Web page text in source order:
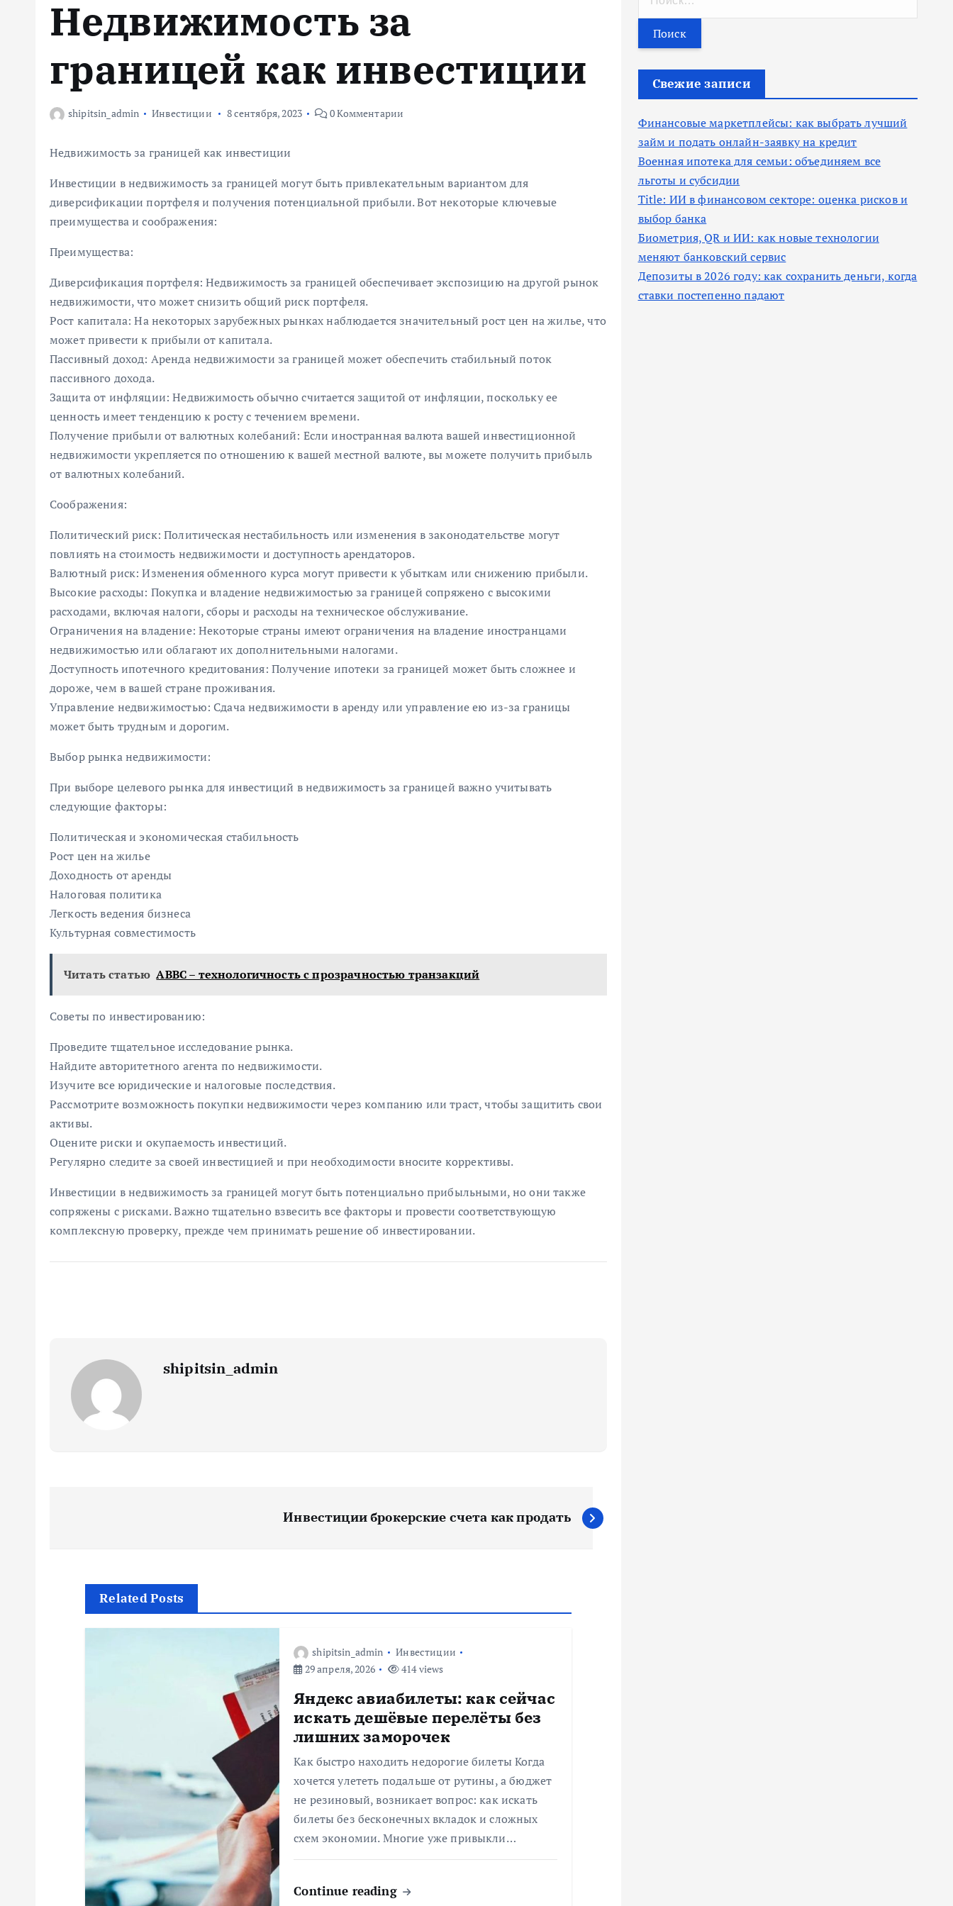
Недвижимость за
границей как инвестиции
shipitsin_admin Инвестиции 8 сентября, 2023 0 Комментарии
Недвижимость за границей как инвестиции
Инвестиции в недвижимость за границей могут быть привлекательным вариантом для
диверсификации портфеля и получения потенциальной прибыли. Вот некоторые ключевые
преимущества и соображения:
Преимущества:
Диверсификация портфеля: Недвижимость за границей обеспечивает экспозицию на другой рынок
недвижимости, что может снизить общий риск портфеля.
Рост капитала: На некоторых зарубежных рынках наблюдается значительный рост цен на жилье, что
может привести к прибыли от капитала.
Пассивный доход: Аренда недвижимости за границей может обеспечить стабильный поток
пассивного дохода.
Защита от инфляции: Недвижимость обычно считается защитой от инфляции, поскольку ее
ценность имеет тенденцию к росту с течением времени.
Получение прибыли от валютных колебаний: Если иностранная валюта вашей инвестиционной
недвижимости укрепляется по отношению к вашей местной валюте, вы можете получить прибыль
от валютных колебаний.
Соображения:
Политический риск: Политическая нестабильность или изменения в законодательстве могут
повлиять на стоимость недвижимости и доступность арендаторов.
Валютный риск: Изменения обменного курса могут привести к убыткам или снижению прибыли.
Высокие расходы: Покупка и владение недвижимостью за границей сопряжено с высокими
расходами, включая налоги, сборы и расходы на техническое обслуживание.
Ограничения на владение: Некоторые страны имеют ограничения на владение иностранцами
недвижимостью или облагают их дополнительными налогами.
Доступность ипотечного кредитования: Получение ипотеки за границей может быть сложнее и
дороже, чем в вашей стране проживания.
Управление недвижимостью: Сдача недвижимости в аренду или управление ею из-за границы
может быть трудным и дорогим.
Выбор рынка недвижимости:
При выборе целевого рынка для инвестиций в недвижимость за границей важно учитывать
следующие факторы:
Политическая и экономическая стабильность
Рост цен на жилье
Доходность от аренды
Налоговая политика
Легкость ведения бизнеса
Культурная совместимость
Читать статью ABBC – технологичность с прозрачностью транзакций
Советы по инвестированию:
Проведите тщательное исследование рынка.
Найдите авторитетного агента по недвижимости.
Изучите все юридические и налоговые последствия.
Рассмотрите возможность покупки недвижимости через компанию или траст, чтобы защитить свои
активы.
Оцените риски и окупаемость инвестиций.
Регулярно следите за своей инвестицией и при необходимости вносите коррективы.
Инвестиции в недвижимость за границей могут быть потенциально прибыльными, но они также
сопряжены с рисками. Важно тщательно взвесить все факторы и провести соответствующую
комплексную проверку, прежде чем принимать решение об инвестировании.
shipitsin_admin
Инвестиции брокерские счета как продать
Related Posts
shipitsin_admin
Инвестиции
29 апреля, 2026
414 views
Яндекс авиабилеты: как сейчас
искать дешёвые перелёты без
лишних заморочек
Как быстро находить недорогие билеты Когда
хочется улететь подальше от рутины, а бюджет
не резиновый, возникает вопрос: как искать
билеты без бесконечных вкладок и сложных
схем экономии. Многие уже привыкли…
Continue reading
т
и
Свежие записи
Финансовые маркетплейсы: как выбрать лучший
займ и подать онлайн-заявку на кредит
Военная ипотека для семьи: объединяем все
льготы и субсидии
Title: ИИ в финансовом секторе: оценка рисков и
выбор банка
Биометрия, QR и ИИ: как новые технологии
меняют банковский сервис
Депозиты в 2026 году: как сохранить деньги, когда
ставки постепенно падают